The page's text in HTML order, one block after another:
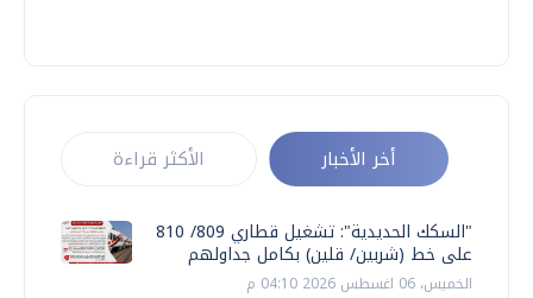
أخر الأخبار الأكثر قراءة
"السكك الحديدية": تشغيل قطاري 809/ 810
على خط (شربين/ قلين) بكامل جداولهم
الخميس، 06 اغسطس 2026 04:10 م